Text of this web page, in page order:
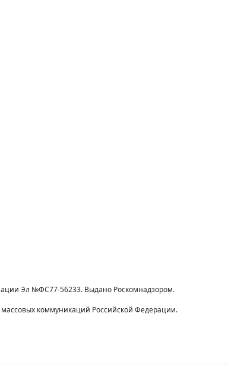
Эл №ФС77-56233. Выдано Роскомнадзором.
коммуникаций Российской Федерации.